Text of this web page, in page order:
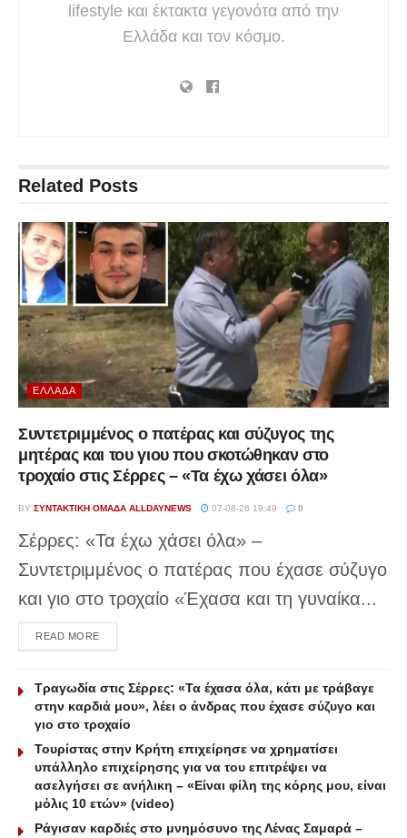
lifestyle και έκτακτα γεγονότα από την
Ελλάδα και τον κόσμο.
Related Posts
ΕΛΛΆΔΑ
Συντετριμμένος ο πατέρας και σύζυγος της
μητέρας και του γιου που σκοτώθηκαν στο
τροχαίο στις Σέρρες – «Τα έχω χάσει όλα»
BY ΣΥΝΤΑΚΤΙΚΉ ΟΜΆΔΑ ALLDAYNEWS 07-08-26 19:49 0
Σέρρες: «Τα έχω χάσει όλα» –
Συντετριμμένος ο πατέρας που έχασε σύζυγο
και γιο στο τροχαίο «Έχασα και τη γυναίκα...
READ MOREDETAILS
Τραγωδία στις Σέρρες: «Τα έχασα όλα, κάτι με τράβαγε
στην καρδιά μου», λέει ο άνδρας που έχασε σύζυγο και
γιο στο τροχαίο
Τουρίστας στην Κρήτη επιχείρησε να χρηματίσει
υπάλληλο επιχείρησης για να του επιτρέψει να
ασελγήσει σε ανήλικη – «Είναι φίλη της κόρης μου, είναι
μόλις 10 ετών» (video)
Ράγισαν καρδιές στο μνημόσυνο της Λένας Σαμαρά –